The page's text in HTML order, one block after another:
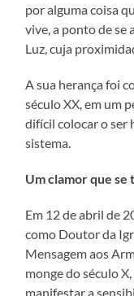
por alguma coisa
vive, a ponto de se
Luz, cuja
A sua herança foi
século XX, em um
difícil colocar o ser
sistema.
Um clamor que se
Em 12 de abril de
como Doutor da
Mensagem aos
monge do século
manifestar a